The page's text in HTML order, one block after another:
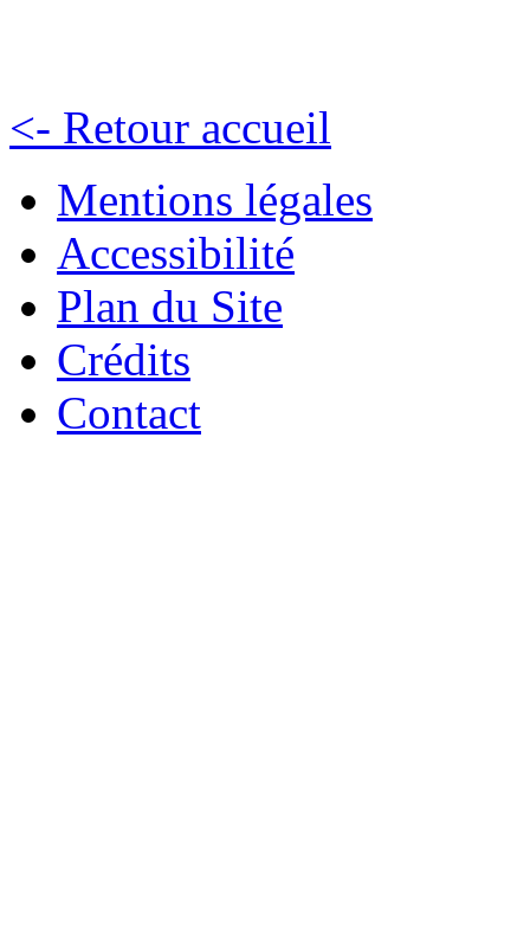
<- Retour accueil
Mentions légales
Accessibilité
Plan du Site
Crédits
Contact